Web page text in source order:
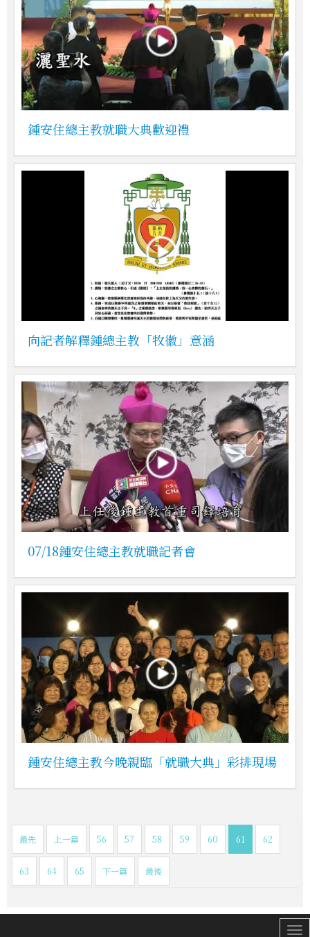
鍾安住總主教就職大典歡迎禮
向記者解釋鍾總主教「牧徽」意涵
07/18鍾安住總主教就職記者會
鍾安住總主教今晚親臨「就職大典」彩排現場
最先 上一篇 56 57 58 59 60 61 62
63 64 65 下一篇 最後